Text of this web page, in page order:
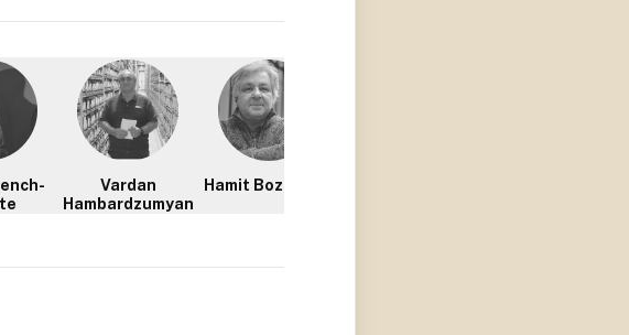
Vardan
Hambardzumyan
Hamit Bozarslan